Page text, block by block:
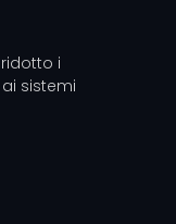
i
sistemi